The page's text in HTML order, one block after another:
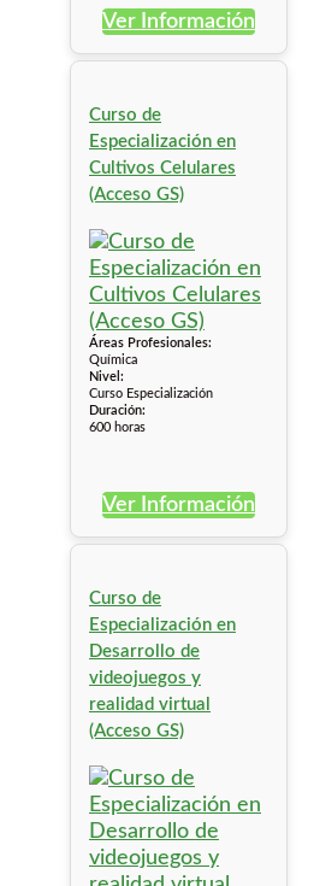
Ver Información
Curso de
Especialización en
Cultivos Celulares
(Acceso GS)
Áreas Profesionales:
Química
Nivel:
Curso Especialización
Duración:
600 horas
Ver Información
Curso de
Especialización en
Desarrollo de
videojuegos y
realidad virtual
(Acceso GS)